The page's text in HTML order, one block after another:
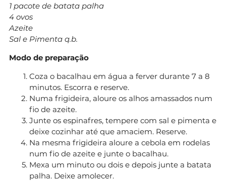
1 pacote de batata palha
4 ovos
Azeite
Sal e Pimenta q.b.
Modo de preparação
Coza o bacalhau em água a ferver durante 7 a 8
minutos. Escorra e reserve.
Numa frigideira, aloure os alhos amassados num
fio de azeite.
Junte os espinafres, tempere com sal e pimenta e
deixe cozinhar até que amaciem. Reserve.
Na mesma frigideira aloure a cebola em rodelas
num fio de azeite e junte o bacalhau.
Mexa um minuto ou dois e depois junte a batata
palha. Deixe amolecer.